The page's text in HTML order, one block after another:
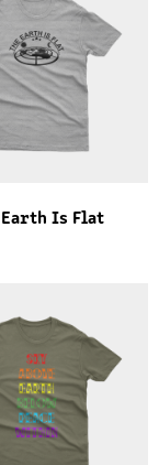
Earth Is Flat